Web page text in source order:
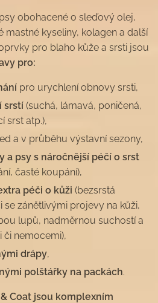
obohacené o sleďový olej,
mastné kyseliny, kolagen a další
pro blaho kůže a srsti jsou
pro:
pro urychlení obnovy srsti,
srstí (suchá, lámavá, poničená,
srst atp.),
a v průběhu výstavní sezony,
a psy s náročnější péčí o srst
časté koupání),
péči o kůži (bezsrstá
se zánětlivými projevy na kůži,
lupů, nadměrnou suchostí a
či nemocemi),
drápy,
polštářky na packách.
Coat jsou komplexním